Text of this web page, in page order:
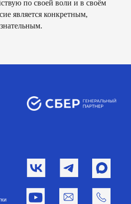
по своей воли и в своём
является конкретным,